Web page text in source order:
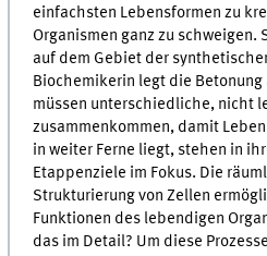
einfachsten Lebensformen zu
Organismen ganz zu schweigen.
auf dem Gebiet der
Biochemikerin legt die Betonung
müssen unterschiedliche, nicht
zusammenkommen, damit
in weiter Ferne liegt, stehen in
Etappenziele im Fokus. Die
Strukturierung von Zellen
Funktionen des lebendigen
das im Detail? Um diese